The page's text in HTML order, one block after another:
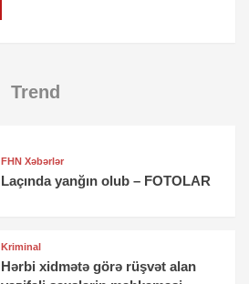
Trend
FHN Xəbərlər
Laçında yanğın olub – FOTOLAR
Kriminal
Hərbi xidmətə görə rüşvət alan